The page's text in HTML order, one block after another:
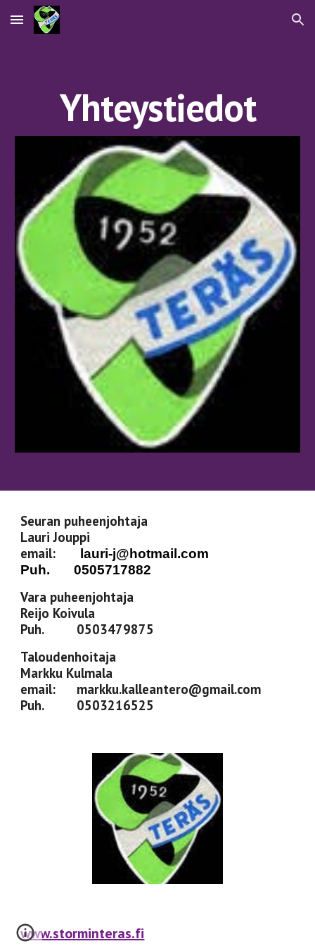
Skip to main content Skip to navigation
Yhteystiedot
Seuran puheenjohtaja
Lauri Jouppi
email:
lauri-j@hotmail.com
Puh.
0505717882
Vara puheenjohtaja
Reijo Koivula
Puh.
0503479875
Taloudenhoitaja
Markku Kulmala
email:
markku.kalleantero@gmail.com
Puh.
0503216525
www.storminteras.fi